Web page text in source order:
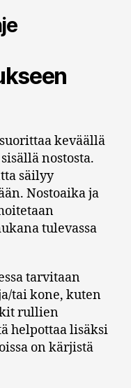
keväällä
nostosta.
säilyy
Nostoaika ja
tulevassa
tarvitaan
tai kone, kuten
rullien
helpottaa lisäksi
on kärjistä